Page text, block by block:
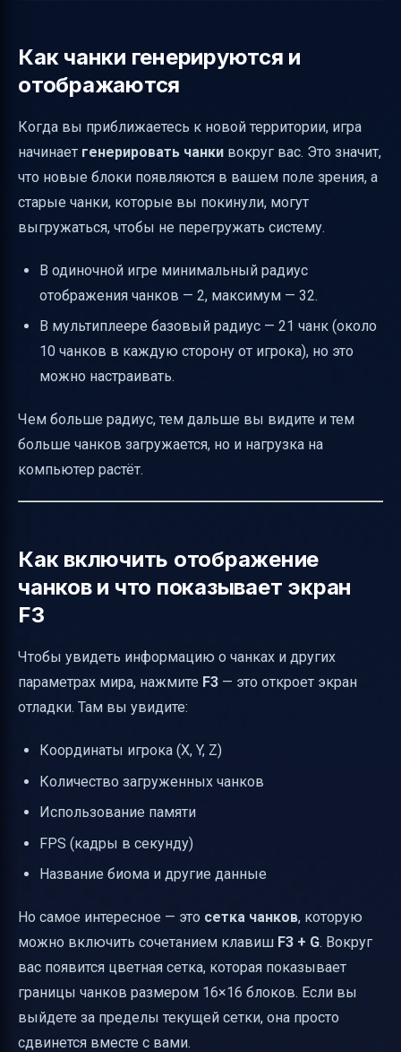
Как чанки генерируются и
отображаются
Когда вы приближаетесь к новой территории, игра
начинает генерировать чанки вокруг вас. Это значит,
что новые блоки появляются в вашем поле зрения, а
старые чанки, которые вы покинули, могут
выгружаться, чтобы не перегружать систему.
В одиночной игре минимальный радиус
отображения чанков — 2, максимум — 32.
В мультиплеере базовый радиус — 21 чанк (около
10 чанков в каждую сторону от игрока), но это
можно настраивать.
Чем больше радиус, тем дальше вы видите и тем
больше чанков загружается, но и нагрузка на
компьютер растёт.
Как включить отображение
чанков и что показывает экран
F3
Чтобы увидеть информацию о чанках и других
параметрах мира, нажмите F3 — это откроет экран
отладки. Там вы увидите:
Координаты игрока (X, Y, Z)
Количество загруженных чанков
Использование памяти
FPS (кадры в секунду)
Название биома и другие данные
Но самое интересное — это сетка чанков, которую
можно включить сочетанием клавиш F3 + G. Вокруг
вас появится цветная сетка, которая показывает
границы чанков размером 16×16 блоков. Если вы
выйдете за пределы текущей сетки, она просто
сдвинется вместе с вами.